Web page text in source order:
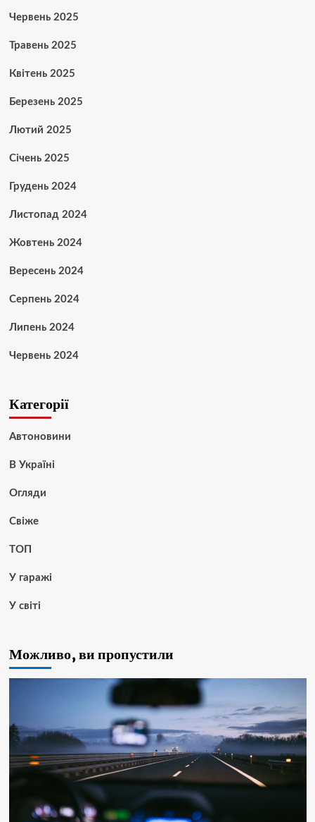
Червень 2025
Травень 2025
Квітень 2025
Березень 2025
Лютий 2025
Січень 2025
Грудень 2024
Листопад 2024
Жовтень 2024
Вересень 2024
Серпень 2024
Липень 2024
Червень 2024
Категорії
Автоновини
В Україні
Огляди
Свіже
ТОП
У гаражі
У світі
Можливо, ви пропустили